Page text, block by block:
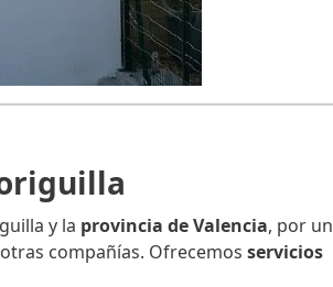
y la provincia de Valencia, por un
compañías. Ofrecemos servicios